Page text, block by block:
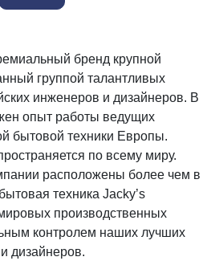
бренд крупной
группой талантливых
инженеров и дизайнеров. В
опыт работы ведущих
бытовой техники Европы.
по всему миру.
расположены более чем в
техника Jacky’s
производственных
контролем наших лучших
дизайнеров.